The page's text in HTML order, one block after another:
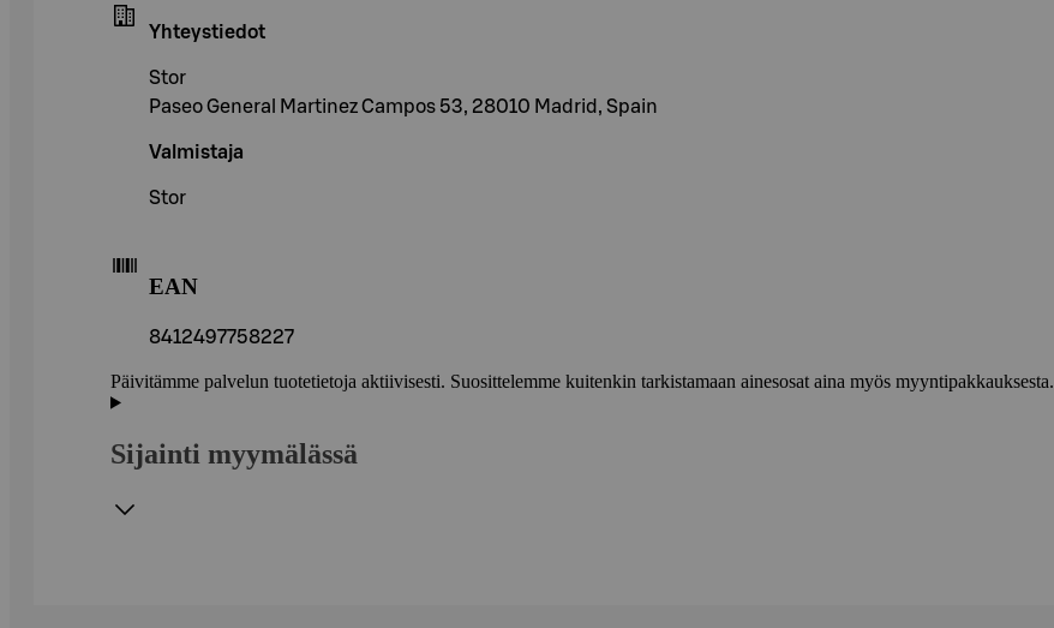
Yhteystiedot
Stor
Paseo General Martinez Campos 53, 28010 Madrid, Spain
Valmistaja
Stor
EAN
8412497758227
Päivitämme palvelun tuotetietoja aktiivisesti. Suosittelemme kuitenkin tarkistamaan ainesosat aina myös myyntipakkauksesta.
Sijainti myymälässä